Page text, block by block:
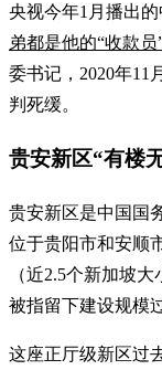
央视今年1月播出的
弟都是他的“收款员
委书记，2020年11
判死缓。
贵安新区“有楼
贵安新区是中国国
位于贵阳市和安顺
（近2.5个新加坡
被指留下建设规模
这座正厅级新区过